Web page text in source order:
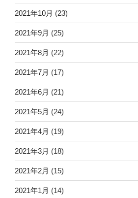
2021年10月 (23)
2021年9月 (25)
2021年8月 (22)
2021年7月 (17)
2021年6月 (21)
2021年5月 (24)
2021年4月 (19)
2021年3月 (18)
2021年2月 (15)
2021年1月 (14)